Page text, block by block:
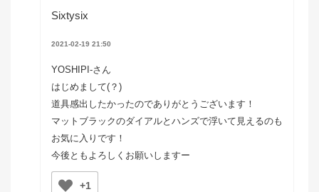
Sixtysix
2021-02-19 21:50
YOSHIPI-さん
はじめまして(？)
道具感出したかったのでありがとうございます！
マットブラックのダイアルとハンズで浮いて見えるのも
お気に入りです！
今後ともよろしくお願いしますー
+1